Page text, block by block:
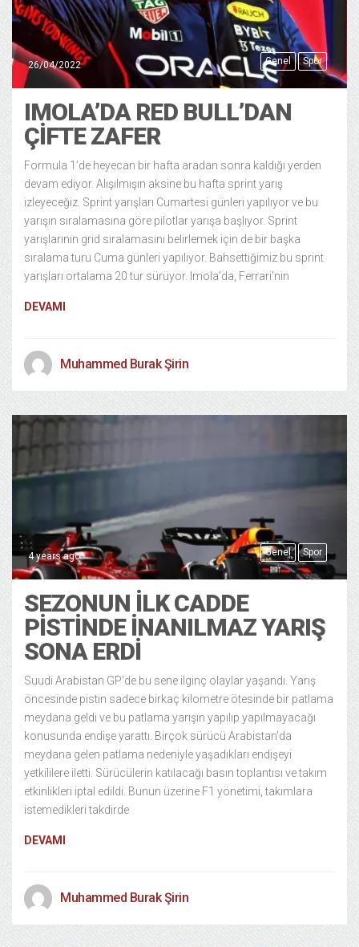
Genel Spor
26/04/2022
IMOLA’DA RED BULL’DAN
ÇİFTE ZAFER
Formula 1’de heyecan bir hafta aradan sonra kaldığı yerden
devam ediyor. Alışılmışın aksine bu hafta sprint yarış
izleyeceğiz. Sprint yarışları Cumartesi günleri yapılıyor ve bu
yarışın sıralamasına göre pilotlar yarışa başlıyor. Sprint
yarışlarının grid sıralamasını belirlemek için de bir başka
sıralama turu Cuma günleri yapılıyor. Bahsettiğimiz bu sprint
yarışları ortalama 20 tur sürüyor. Imola’da, Ferrari’nin
DEVAMI
Muhammed Burak Şirin
Genel Spor
4 years ago
SEZONUN İLK CADDE
PİSTİNDE İNANILMAZ YARIŞ
SONA ERDİ
Suudi Arabistan GP’de bu sene ilginç olaylar yaşandı. Yarış
öncesinde pistin sadece birkaç kilometre ötesinde bir patlama
meydana geldi ve bu patlama yarışın yapılıp yapılmayacağı
konusunda endişe yarattı. Birçok sürücü Arabistan’da
meydana gelen patlama nedeniyle yaşadıkları endişeyi
yetkililere iletti. Sürücülerin katılacağı basın toplantısı ve takım
etkinlikleri iptal edildi. Bunun üzerine F1 yönetimi, takımlara
istemedikleri takdirde
DEVAMI
Muhammed Burak Şirin